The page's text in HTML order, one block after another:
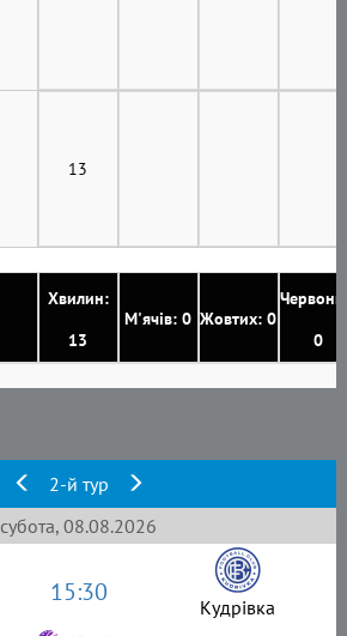
Хвилин:
13
М'ячів: 0 Жовтих: 0
0
13
2-й тур
субота, 08.08.2026
15:30 Кудрівка